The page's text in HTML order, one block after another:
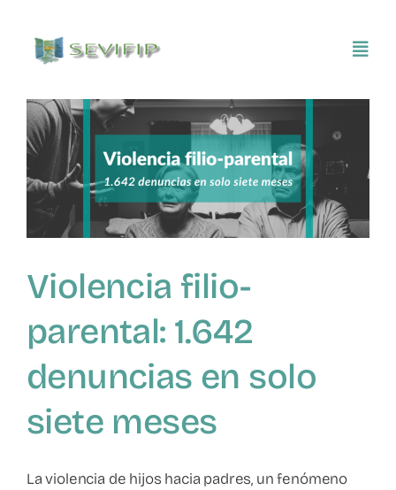
contenido
Inicio
Conócenos
Asociarse
SEVIFIP CONECTA
Mapa de recursos
Observatorio VFP
Violencia filio-
parental: 1.642
denuncias en solo
siete meses
La violencia de hijos hacia padres, un fenómeno